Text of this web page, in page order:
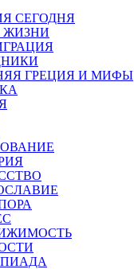
СЕГОДНЯ
ЖИЗНИ
ГРЕЦИЯ И МИФЫ